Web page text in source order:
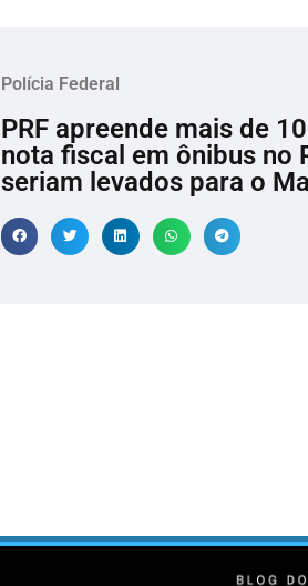
Polícia Federal
PRF apreende mais de
nota fiscal em ônibus no
seriam levados para o